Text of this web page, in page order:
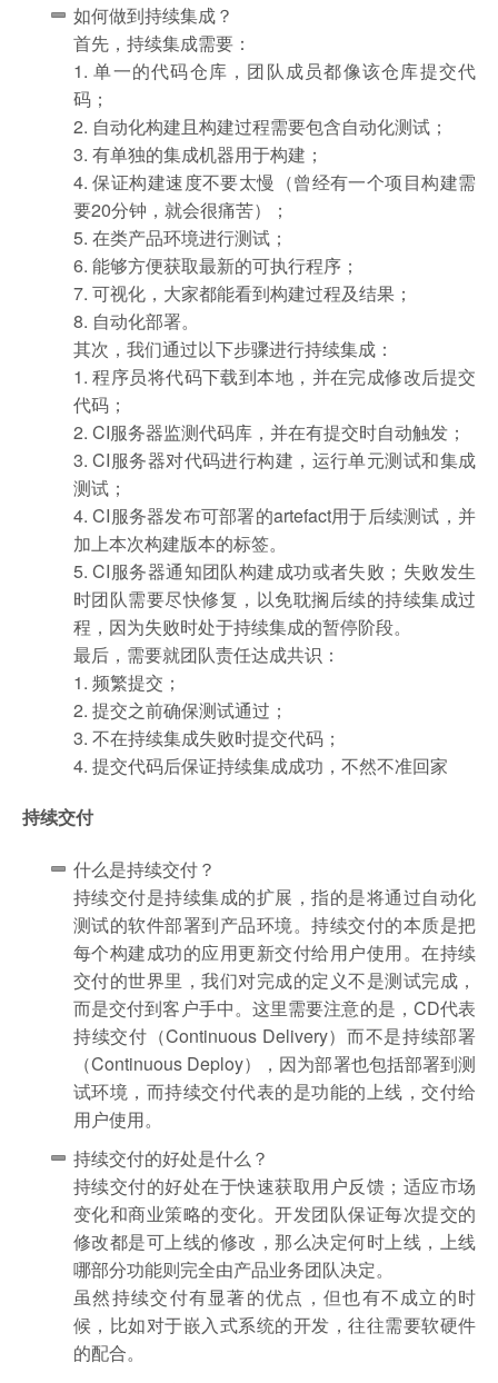
如何做到持续集成？
首先，持续集成需要：
1. 单一的代码仓库，团队成员都像该仓库提交代
码；
2. 自动化构建且构建过程需要包含自动化测试；
3. 有单独的集成机器用于构建；
4. 保证构建速度不要太慢（曾经有一个项目构建需
要20分钟，就会很痛苦）；
5. 在类产品环境进行测试；
6. 能够方便获取最新的可执行程序；
7. 可视化，大家都能看到构建过程及结果；
8. 自动化部署。
其次，我们通过以下步骤进行持续集成：
1. 程序员将代码下载到本地，并在完成修改后提交
代码；
2. CI服务器监测代码库，并在有提交时自动触发；
3. CI服务器对代码进行构建，运行单元测试和集成
测试；
4. CI服务器发布可部署的artefact用于后续测试，并
加上本次构建版本的标签。
5. CI服务器通知团队构建成功或者失败；失败发生
时团队需要尽快修复，以免耽搁后续的持续集成过
程，因为失败时处于持续集成的暂停阶段。
最后，需要就团队责任达成共识：
1. 频繁提交；
2. 提交之前确保测试通过；
3. 不在持续集成失败时提交代码；
4. 提交代码后保证持续集成成功，不然不准回家
持续交付
什么是持续交付？
持续交付是持续集成的扩展，指的是将通过自动化
测试的软件部署到产品环境。持续交付的本质是把
每个构建成功的应用更新交付给用户使用。在持续
交付的世界里，我们对完成的定义不是测试完成，
而是交付到客户手中。这里需要注意的是，CD代表
持续交付（Continuous Delivery）而不是持续部署
（Continuous Deploy），因为部署也包括部署到测
试环境，而持续交付代表的是功能的上线，交付给
用户使用。
持续交付的好处是什么？
持续交付的好处在于快速获取用户反馈；适应市场
变化和商业策略的变化。开发团队保证每次提交的
修改都是可上线的修改，那么决定何时上线，上线
哪部分功能则完全由产品业务团队决定。
虽然持续交付有显著的优点，但也有不成立的时
候，比如对于嵌入式系统的开发，往往需要软硬件
的配合。